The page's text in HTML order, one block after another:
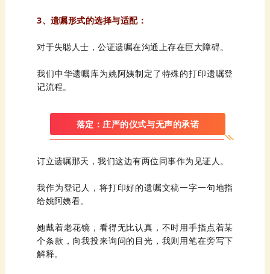
3、遗嘱形式的选择与适配：
对于失聪人士，公证遗嘱在沟通上存在巨大障碍。
记流程。
落定：庄严的仪式与无声的承诺
订立遗嘱那天，我们这边有两位同事作为见证人。
给姚阿姨看。
解释。